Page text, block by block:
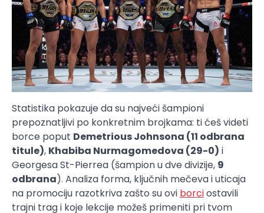
Statistika pokazuje da su najveći šampioni
prepoznatljivi po konkretnim brojkama: ti ćeš videti
borce poput Demetrious Johnsona (11 odbrana
titule), Khabiba Nurmagomedova (29-0) i
Georgesa St-Pierrea (šampion u dve divizije, 9
odbrana). Analiza forma, ključnih mečeva i uticaja
na promociju razotkriva zašto su ovi borciostavili
trajni trag i koje lekcije možeš primeniti pri tvom